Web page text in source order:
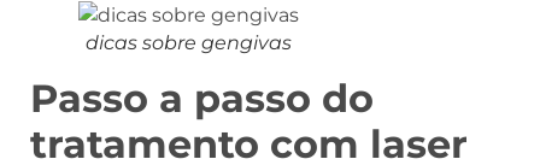
dicas sobre gengivas
Passo a passo do
tratamento com laser